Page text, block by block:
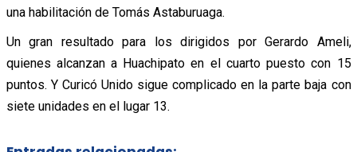
una habilitación de Tomás Astaburuaga.
Un gran resultado para los dirigidos por Gerardo Ameli,
quienes alcanzan a Huachipato en el cuarto puesto con 15
puntos. Y Curicó Unido sigue complicado en la parte baja con
siete unidades en el lugar 13.